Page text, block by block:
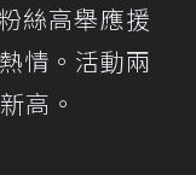
絲高舉應援
情。活動兩
高。